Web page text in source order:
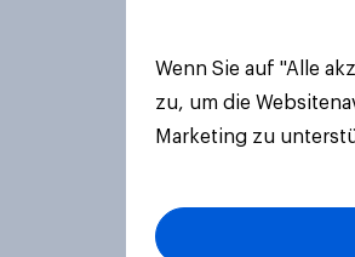
Wenn Sie auf "Alle
zu, um die
Marketing zu